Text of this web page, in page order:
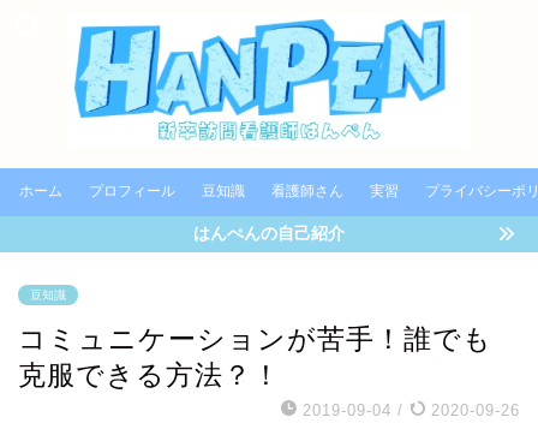
ホーム プロフィール 豆知識 看護師さん 実習 プライバシーポ
はんぺんの自己紹介
豆知識
コミュニケーションが苦手！誰でも
克服できる方法？！
2019-09-04 / 2020-09-26